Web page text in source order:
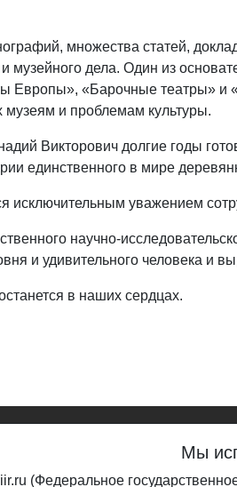
множества статей,
музейного дела. Один из
Европы», «Барочные театры»
и проблемам культуры.
Викторович долгие годы
единственного в мире
исключительным уважением
научно-
и удивительного человека и
в наших сердцах.
(свид. о регистрации СМИ Эл №ФС 77-
Мы
(Федеральное